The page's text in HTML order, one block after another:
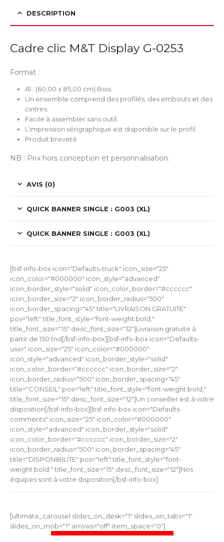
DESCRIPTION
Cadre clic M&T Display G-0253
Format :
A1 : (60,00 x 85,00 cm) Bois
Un ensemble comprend des profilés, des embouts et des
cintres.
Facile à assembler sans outil.
L’impression sérigraphique est disponible sur le profil.
Produit breveté
NB : Prix hors conception et personnalisation.
AVIS (0)
QUICK BANNER SINGLE : G003 (XL)
QUICK BANNER SINGLE : G003 (XL)
[bsf-info-box icon="Defaults-truck" icon_size="25"
icon_color="#000000" icon_style="advanced"
icon_border_style="solid" icon_color_border="#cccccc"
icon_border_size="2" icon_border_radius="500"
icon_border_spacing="45" title="LIVRAISON GRATUITE"
pos="left" title_font_style="font-weight:bold;"
title_font_size="15" desc_font_size="12"]Livraison gratuite à
partir de 150 tnd[/bsf-info-box][bsf-info-box icon="Defaults-
user" icon_size="25" icon_color="#000000"
icon_style="advanced" icon_border_style="solid"
icon_color_border="#cccccc" icon_border_size="2"
icon_border_radius="500" icon_border_spacing="45"
title="CONSEIL" pos="left" title_font_style="font-weight:bold;"
title_font_size="15" desc_font_size="12"]Un conseiller est à votre
disposition[/bsf-info-box][bsf-info-box icon="Defaults-
comments" icon_size="25" icon_color="#000000"
icon_style="advanced" icon_border_style="solid"
icon_color_border="#cccccc" icon_border_size="2"
icon_border_radius="500" icon_border_spacing="45"
title="DISPONIBILITE" pos="left" title_font_style="font-
weight:bold;" title_font_size="15" desc_font_size="12"]Nos
équipes sont à votre disposition[/bsf-info-box]
[ultimate_carousel slides_on_desk="1" slides_on_tabs="1"
slides_on_mob="1" arrows="off" item_space="0"]